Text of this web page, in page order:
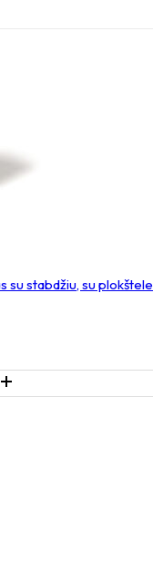
su stabdžiu, su